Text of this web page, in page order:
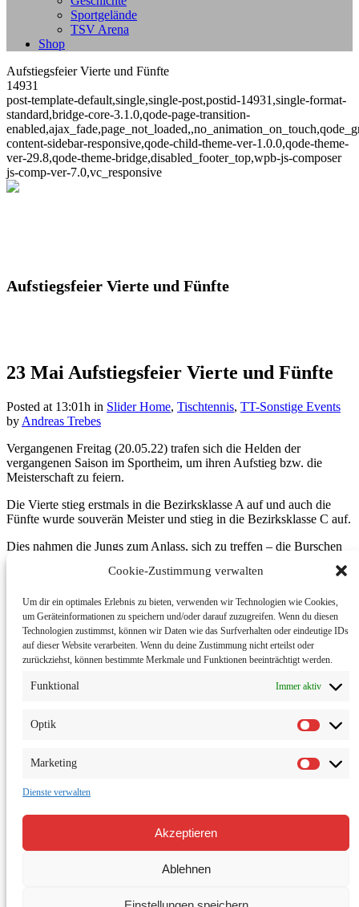
Cookie-Zustimmung verwalten
Um dir ein optimales Erlebnis zu bieten, verwenden wir Technologien wie Cookies,
um Geräteinformationen zu speichern und/oder darauf zuzugreifen. Wenn du diesen
Technologien zustimmst, können wir Daten wie das Surfverhalten oder eindeutige IDs
auf dieser Website verarbeiten. Wenn du deine Zustimmung nicht erteilst oder
zurückziehst, können bestimmte Merkmale und Funktionen beeinträchtigt werden.
Funktional Immer aktiv
Optik
Marketing
Dienste verwalten
Akzeptieren
Ablehnen
Sportgelände
TSV Arena
Shop
Aufstiegsfeier Vierte und Fünfte
14931
post-template-default,single,single-post,postid-14931,single-format-
standard,bridge-core-3.1.0,qode-page-transition-
content-sidebar-responsive,qode-child-theme-ver-1.0.0,qode-theme-
ver-29.8,qode-theme-bridge,disabled_footer_top,wpb-js-composer
js-comp-ver-7.0,vc_responsive
Aufstiegsfeier Vierte und Fünfte
23 Mai Aufstiegsfeier Vierte und Fünfte
Posted at 13:01h in Slider Home, Tischtennis, TT-Sonstige Events
by Andreas Trebes
Vergangenen Freitag (20.05.22) trafen sich die Helden der
vergangenen Saison im Sportheim, um ihren Aufstieg bzw. die
Meisterschaft zu feiern.
Die Vierte stieg erstmals in die Bezirksklasse A auf und auch die
Fünfte wurde souverän Meister und stieg in die Bezirksklasse C auf.
Dies nahmen die Jungs zum Anlass, sich zu treffen – die Burschen
Revue passieren zu lassen. Es wurde viel gegessen, getrunken und
gut gehen.
Anbei ein paar Impressionen:
Wichtig: Futter! … Vierter …
… Fünfter … Hoch die Tassen
Home